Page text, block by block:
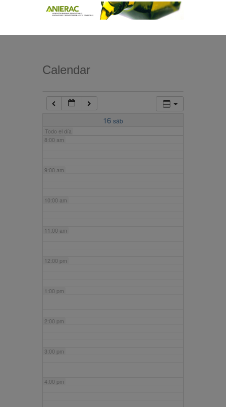
Calendar
16 sáb
Todo el día
7:00 am
8:00 am
9:00 am
10:00 am
11:00 am
12:00 pm
1:00 pm
2:00 pm
3:00 pm
4:00 pm